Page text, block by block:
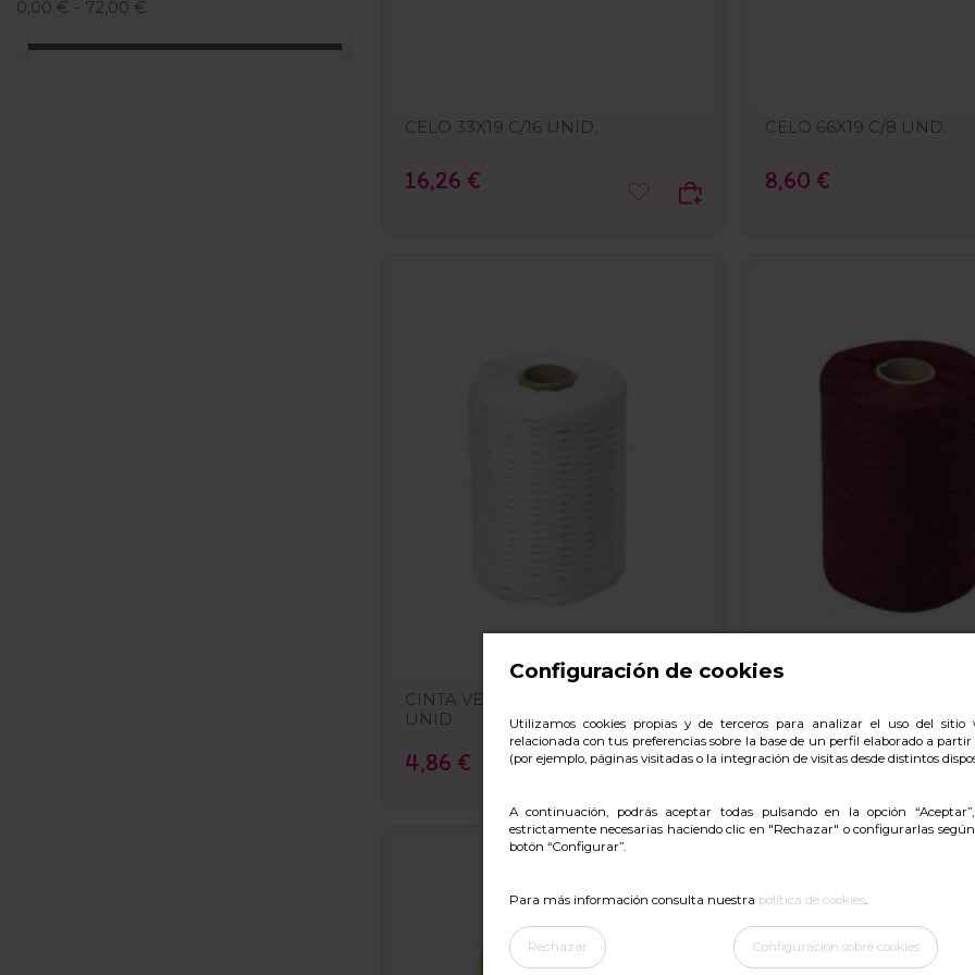
Configuración de cookies
Utilizamos cookies propias y de terceros para analizar el uso del
relacionada con tus preferencias sobre la base de un perfil elaborado a
(por ejemplo, páginas visitadas o la integración de visitas desde distintos
A continuación, podrás aceptar todas pulsando en la opción
estrictamente necesarias haciendo clic en "Rechazar" o configurarlas
botón “Configurar”.
Para más información consulta nuestra política de cookies.
Rechazar Configuración sobre cookies
CELO 33X19 C/16 UNID.
16,26 €
CELO 66X19 C/8 UND.
8,60 €
CINTA VEGETAL BLANCA C/ 12
UNID
4,86 €
ROLLOS
4,86 €
0,00 € - 72,00 €